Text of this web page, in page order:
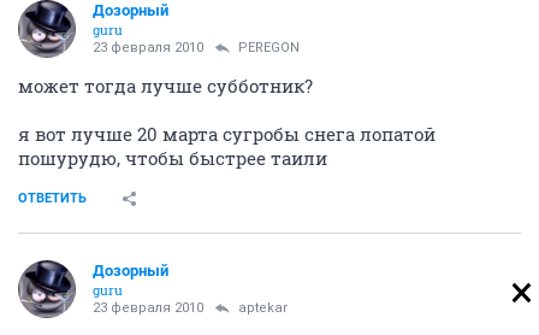
Дозорный
guru
23 февраля 2010 PEREGON
может тогда лучше субботник?
я вот лучше 20 марта сугробы снега лопатой
пошурудю, чтобы быстрее таили
ОТВЕТИТЬ
Дозорный
guru
23 февраля 2010 aptekar